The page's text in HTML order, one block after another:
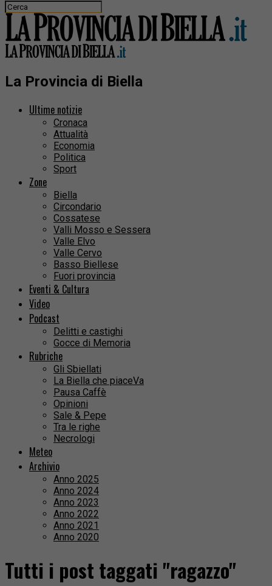
La Provincia di Biella
Ultime notizie
Cronaca
Attualità
Economia
Politica
Sport
Zone
Biella
Circondario
Cossatese
Valli Mosso e Sessera
Valle Elvo
Valle Cervo
Basso Biellese
Fuori provincia
Eventi & Cultura
Video
Podcast
Delitti e castighi
Gocce di Memoria
Rubriche
Gli Sbiellati
La Biella che piaceVa
Pausa Caffè
Opinioni
Sale & Pepe
Tra le righe
Necrologi
Meteo
Archivio
Anno 2025
Anno 2024
Anno 2023
Anno 2022
Anno 2021
Anno 2020
Tutti i post taggati "ragazzo"